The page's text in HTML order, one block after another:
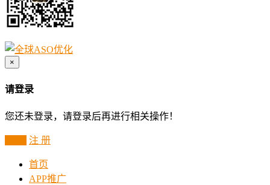
×
请登录
您还未登录，请登录后再进行相关操作！
注 册
首页
APP推广